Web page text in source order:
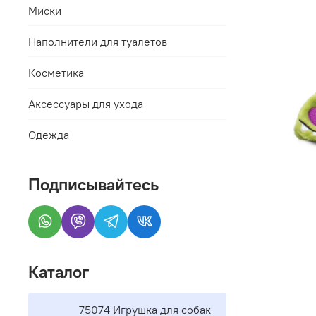
Миски
Наполнители для туалетов
Косметика
Аксессуары для ухода
Одежда
Подписывайтесь
Каталог
75074 Игрушка для собак